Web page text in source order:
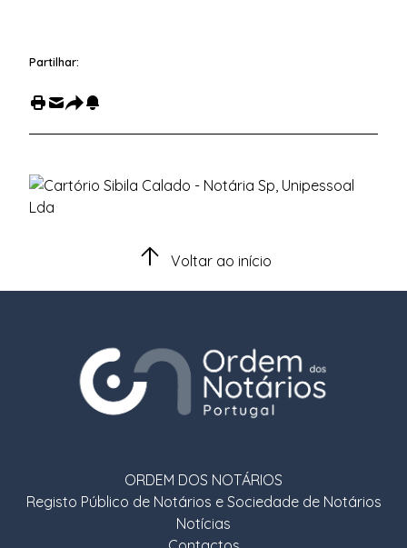
Partilhar:
Voltar ao início
ORDEM DOS NOTÁRIOS
Registo Público de Notários e Sociedade de Notários
Notícias